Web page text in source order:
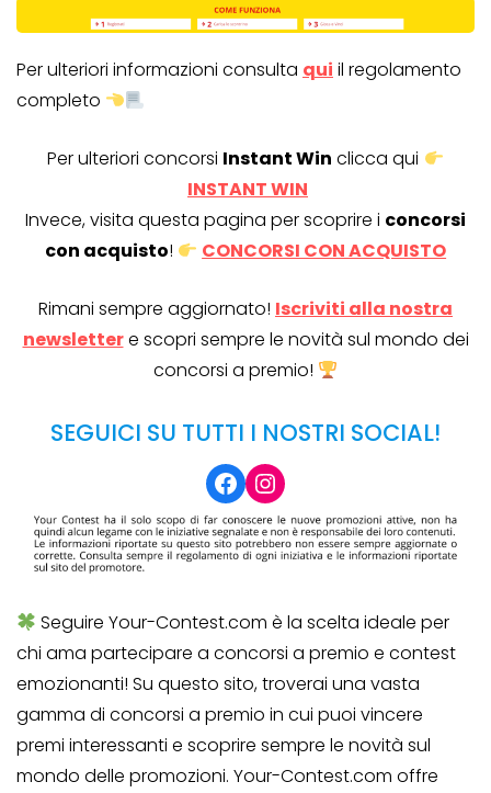
Per ulteriori informazioni consulta qui il regolamento
completo
Per ulteriori concorsi Instant Win clicca qui
INSTANT WIN
Invece, visita questa pagina per scoprire i concorsi
con acquisto! CONCORSI CON ACQUISTO
Rimani sempre aggiornato! Iscriviti alla nostra
newslettere scopri sempre le novità sul mondo dei
concorsi a premio!
SEGUICI SU TUTTI I NOSTRI SOCIAL!
Facebook
Instagram
Seguire Your-Contest.com è la scelta ideale per
chi ama partecipare a concorsi a premio e contest
emozionanti! Su questo sito, troverai una vasta
gamma di concorsi a premio in cui puoi vincere
premi interessanti e scoprire sempre le novità sul
mondo delle promozioni. Your-Contest.com offre